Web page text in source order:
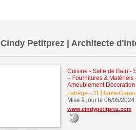
Cindy Petitprez | Architecte
Cuisine - Salle de Bain -
– Fournitures & Matériels
Ameublement
Labège - 31 Haute-
Mise à jour le 06/05/2024
www.cindypetitprez.com